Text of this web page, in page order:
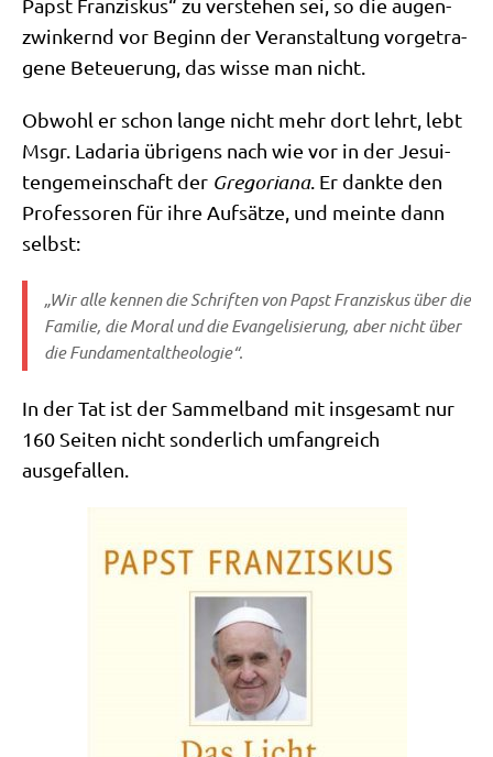
Papst Fran­zis­kus“ zu ver­ste­hen sei, so die augen­
zwin­kernd vor Beginn der Ver­an­stal­tung vor­ge­tra­
ge­ne Beteue­rung, das wis­se man nicht.
Obwohl er schon lan­ge nicht mehr dort lehrt, lebt
Msgr. Lada­ria übri­gens nach wie vor in der Jesui­
ten­ge­mein­schaft der Gre­go­ria­na. Er dank­te den
Pro­fes­so­ren für ihre Auf­sät­ze, und mein­te dann
selbst:
„Wir alle ken­nen die Schrif­ten von Papst Fran­zis­kus über die
Fami­lie, die Moral und die Evan­ge­li­sie­rung, aber nicht über
die Fundamentaltheologie“.
In der Tat ist der Sam­mel­band mit ins­ge­samt nur
160 Sei­ten nicht son­der­lich umfang­reich
ausgefallen.